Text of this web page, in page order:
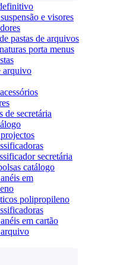
e visores
pastas de arquivos
porta menus
arquivo
de secretária
secretária
catálogo
em
polipropileno
em cartão
arquivo